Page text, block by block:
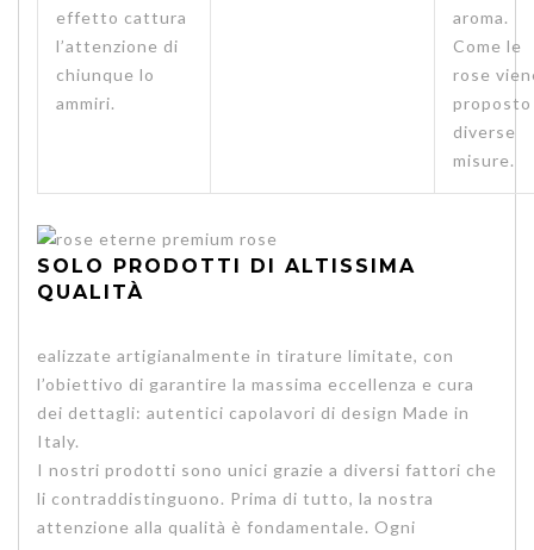
effetto cattura
l’attenzione di
chiunque lo
ammiri.
aroma.
Come le
rose
diverse
misure.
SOLO PRODOTTI DI ALTISSIMA
QUALITÀ
ealizzate artigianalmente in tirature limitate, con
l’obiettivo di garantire la massima eccellenza e cura
dei dettagli: autentici capolavori di design Made in
Italy.
I nostri prodotti sono unici grazie a diversi fattori che
li contraddistinguono. Prima di tutto, la nostra
attenzione alla qualità è fondamentale. Ogni